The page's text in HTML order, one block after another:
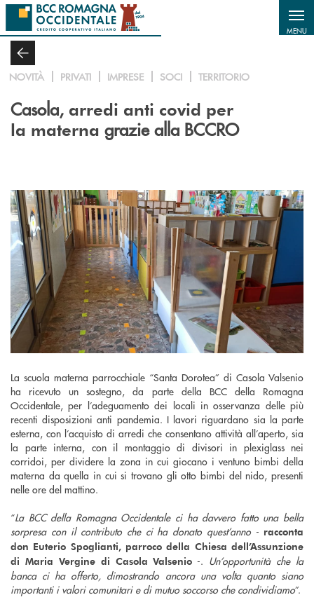
Salta al contenuto principale
MENU
NOVITÀ PRIVATI IMPRESE SOCI TERRITORIO
Casola, arredi anti covid per
la materna grazie alla BCCRO
La scuola materna parrocchiale “Santa Dorotea” di Casola Valsenio
ha ricevuto un sostegno, da parte della BCC della Romagna
Occidentale, per l’adeguamento dei locali in osservanza delle più
recenti disposizioni anti pandemia. I lavori riguardano sia la parte
esterna, con l’acquisto di arredi che consentano attività all’aperto, sia
la parte interna, con il montaggio di divisori in plexiglass nei
corridoi, per dividere la zona in cui giocano i ventuno bimbi della
materna da quella in cui si trovano gli otto bimbi del nido, presenti
nelle ore del mattino.
“La BCC della Romagna Occidentale ci ha davvero fatto una bella
sorpresa con il contributo che ci ha donato quest’anno - racconta
don Euterio Spoglianti, parroco della Chiesa dell’Assunzione
di Maria Vergine di Casola Valsenio -. Un’opportunità che la
banca ci ha offerto, dimostrando ancora una volta quanto siano
importanti i valori comunitari e di mutuo soccorso che condividiamo”.